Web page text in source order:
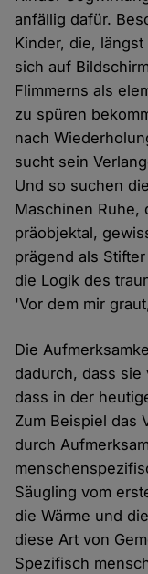
anfällig dafür.
Kinder, die,
sich auf
Flimmerns als
zu spüren
nach
sucht sein
Und so suchen
Maschinen Ruhe,
präobjektal,
prägend als
die Logik des
'Vor dem mir
Die
dadurch, dass
dass in der
Zum Beispiel das
durch
Säugling vom
die Wärme und
diese Art von
Spezifisch
Cookies